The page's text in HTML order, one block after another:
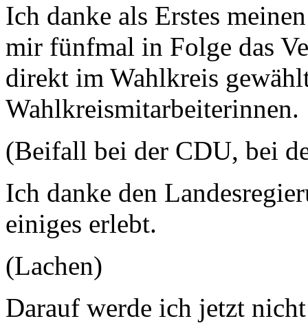
Ich danke als Erstes
mir fünfmal in Folge das
direkt im Wahlkreis
Wahlkreismitarbeiterinnen.
(Beifall bei der CDU, bei
Ich danke den
einiges erlebt.
(Lachen)
Darauf werde ich jetzt